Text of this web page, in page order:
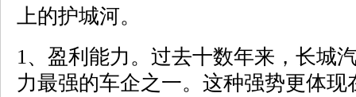
上的护城河。
1、盈利能力。过去十数年来，长城
力最强的车企之一。这种强势更体